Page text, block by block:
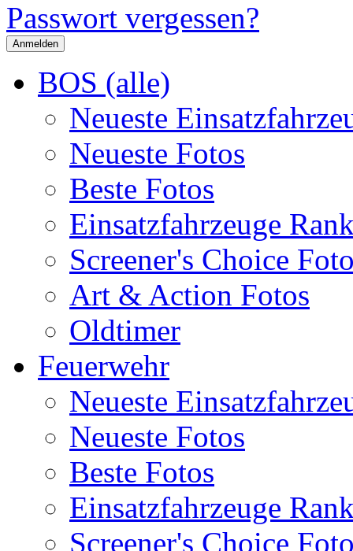
Passwort vergessen?
BOS (alle)
Neueste
Neueste Fotos
Beste Fotos
Einsatzfahrzeuge
Screener's Choice
Art & Action Fotos
Oldtimer
Feuerwehr
Neueste
Neueste Fotos
Beste Fotos
Einsatzfahrzeuge
Screener's Choice